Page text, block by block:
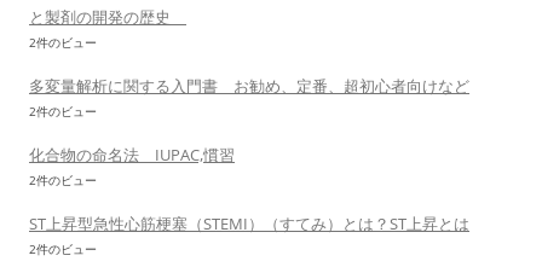
と製剤の開発の歴史
2件のビュー
多変量解析に関する入門書 お勧め、定番、超初心者向けなど
2件のビュー
化合物の命名法 IUPAC,慣習
2件のビュー
ST上昇型急性心筋梗塞（STEMI）（すてみ）とは？ST上昇とは
2件のビュー